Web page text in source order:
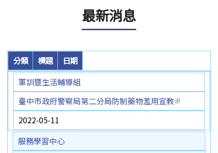
最新消息
分類 標題
日期
軍訓暨生活輔導組
臺中市政府警察局第二分局防制藥物濫用宣教(link is
external)
2022-05-11
服務學習中心